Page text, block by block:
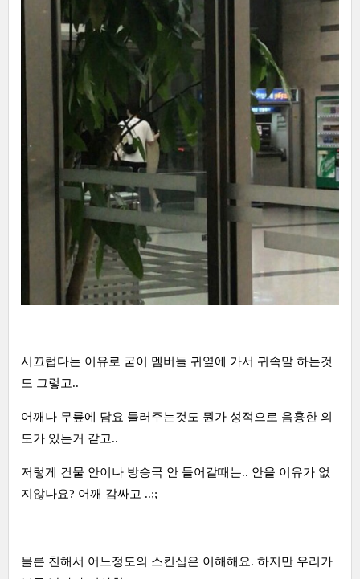
시끄럽다는 이유로 굳이 멤버들 귀옆에 가서 귀속말 하는것
도 그렇고..
어깨나 무릎에 담요 둘러주는것도 뭔가 성적으로 음흉한 의
도가 있는거 같고..
저렇게 건물 안이나 방송국 안 들어갈때는.. 안을 이유가 없
지않나요? 어깨 감싸고 ..;;
물론 친해서 어느정도의 스킨십은 이해해요. 하지만 우리가